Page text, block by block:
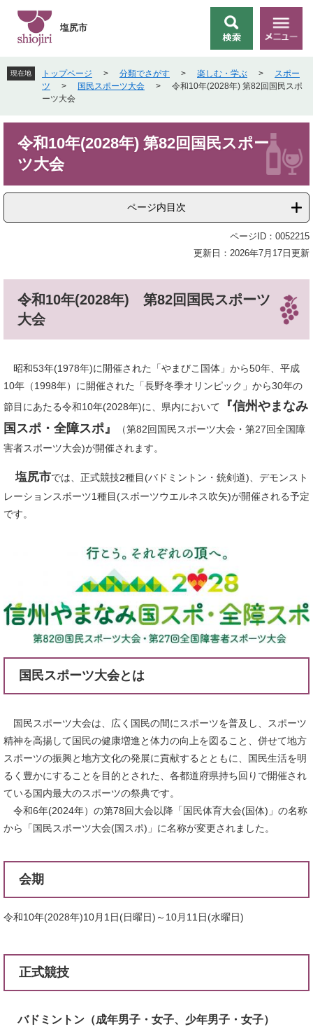
先
頭
。
を
飛
て
索
メ
ニ
ー
塩尻市
現在地 トップページ > 分類でさがす > 楽しむ・学ぶ >
スポー
ツ
> 国民スポーツ大会 >
令和10年(2028年) 第82回国民スポ
ーツ大会
令和10年(2028年) 第82回国民スポー
ツ大会
ページ内目次
ページID：0052215
更新日：2026年7月17日更新
令和10年(2028年) 第82回国民スポーツ
大会
昭和53年(1978年)に開催された「やまびこ国体」から50年、平成
10年（1998年）に開催された「長野冬季オリンピック」から30年の
節目にあたる令和10年(2028年)に、県内において
『信州やまなみ
国スポ・全障スポ』
（第82回国民スポーツ大会・第27回全国障
害者スポーツ大会)が開催されます。
塩尻市では、正式競技2種目(バドミントン・銃剣道)、デモンスト
レーションスポーツ1種目(スポーツウエルネス吹矢)が開催される予定
です。
国民スポーツ大会とは
国民スポーツ大会は、広く国民の間にスポーツを普及し、スポーツ
精神を高揚して国民の健康増進と体力の向上を図ること、併せて地方
スポーツの振興と地方文化の発展に貢献するとともに、国民生活を明
るく豊かにすることを目的とされた、各都道府県持ち回りで開催され
ている国内最大のスポーツの祭典です。
令和6年(2024年）の第78回大会以降「国民体育大会(国体)」の名称
から「国民スポーツ大会(国スポ)」に名称が変更されました。
会期
令和10年(2028年)10月1日(日曜日)～10月11日(水曜日)
正式競技
バドミントン（成年男子・女子、少年男子・女子）